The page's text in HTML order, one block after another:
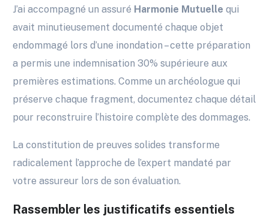
J’ai accompagné un assuré Harmonie Mutuelle qui
avait minutieusement documenté chaque objet
endommagé lors d’une inondation – cette préparation
a permis une indemnisation 30% supérieure aux
premières estimations. Comme un archéologue qui
préserve chaque fragment, documentez chaque détail
pour reconstruire l’histoire complète des dommages.
La constitution de preuves solides transforme
radicalement l’approche de l’expert mandaté par
votre assureur lors de son évaluation.
Rassembler les justificatifs essentiels